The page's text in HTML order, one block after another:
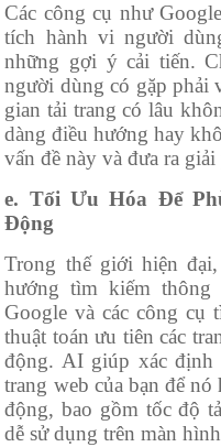
Các công cụ như
tích hành vi người
những gợi ý cải tiến.
người dùng có gặp phải
gian tải trang có lâu
dàng điều hướng hay
vấn đề này và đưa ra
e. Tối Ưu Hóa Để
Động
Trong thế giới hiện
hướng tìm kiếm
Google và các công cụ
thuật toán ưu tiên các
động. AI giúp xác định
trang web của bạn để
động, bao gồm tốc độ
dễ sử dụng trên màn